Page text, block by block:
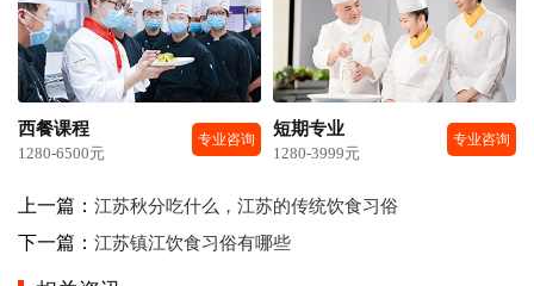
西餐课程
1280-6500元
专业咨询
短期专业
1280-3999元
专业咨询
上一篇： 江苏秋分吃什么，江苏的传统饮食习俗
下一篇： 江苏镇江饮食习俗有哪些